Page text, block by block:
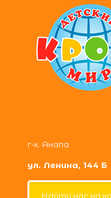
г-к. Анапа
ул. Ленина, 144 Б
Найти нас на